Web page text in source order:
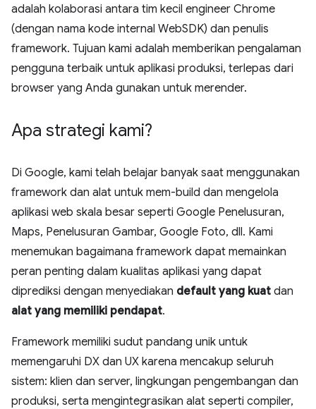
adalah kolaborasi antara tim kecil engineer Chrome
(dengan nama kode internal WebSDK) dan penulis
framework. Tujuan kami adalah memberikan pengalaman
pengguna terbaik untuk aplikasi produksi, terlepas dari
browser yang Anda gunakan untuk merender.
Apa strategi kami?
Di Google, kami telah belajar banyak saat menggunakan
framework dan alat untuk mem-build dan mengelola
aplikasi web skala besar seperti Google Penelusuran,
Maps, Penelusuran Gambar, Google Foto, dll. Kami
menemukan bagaimana framework dapat memainkan
peran penting dalam kualitas aplikasi yang dapat
diprediksi dengan menyediakan default yang kuat dan
alat yang memiliki pendapat.
Framework memiliki sudut pandang unik untuk
memengaruhi DX dan UX karena mencakup seluruh
sistem: klien dan server, lingkungan pengembangan dan
produksi, serta mengintegrasikan alat seperti compiler,